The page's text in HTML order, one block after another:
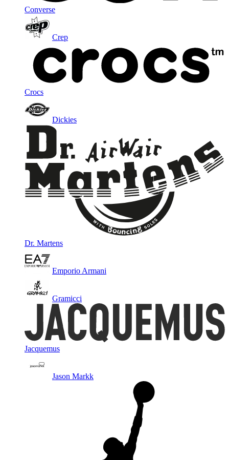
Converse
Crep
Crocs
Dickies
Dr. Martens
Emporio Armani
Gramicci
Jacquemus
Jason Markk